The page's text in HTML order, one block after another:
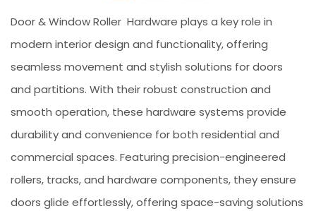
Door & Window Roller Hardware plays a key role in
modern interior design and functionality, offering
seamless movement and stylish solutions for doors
and partitions. With their robust construction and
smooth operation, these hardware systems provide
durability and convenience for both residential and
commercial spaces. Featuring precision-engineered
rollers, tracks, and hardware components, they ensure
doors glide effortlessly, offering space-saving solutions